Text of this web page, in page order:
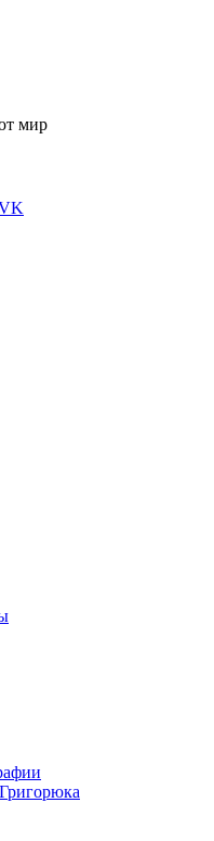
мир